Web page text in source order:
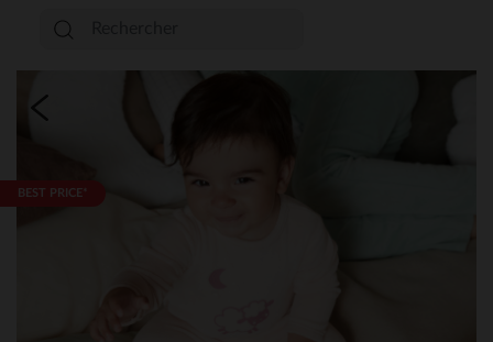
BEST PRICE*